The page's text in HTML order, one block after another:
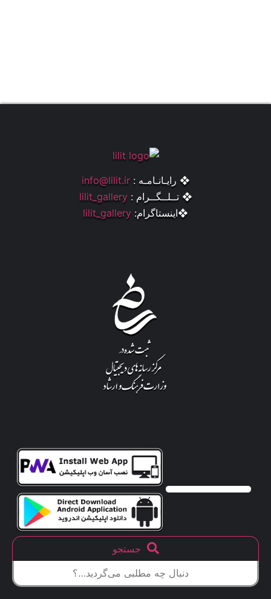
❖ رایـانـامـه : info@lilit.ir
❖ تــلــگــرام : lilit_gallery
❖اینستاگرام: lilit_gallery
جستجو